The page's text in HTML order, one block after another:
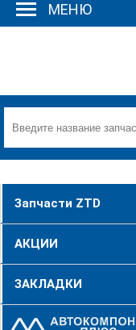
МЕНЮ
Запчасти ZTD
АКЦИИ
ЗАКЛАДКИ